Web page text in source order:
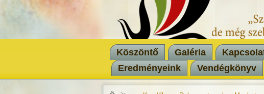
Köszöntő Galéria
Eredményeink
Vendégkönyv